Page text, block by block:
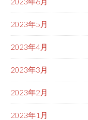
2023年5月
2023年4月
2023年3月
2023年2月
2023年1月